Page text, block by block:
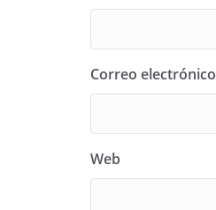
Correo electrónico
Web